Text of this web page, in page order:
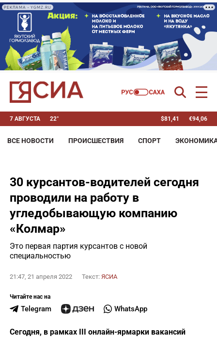
РЕКЛАМА • YGMZ.RU
7 АВГУСТА 22° $81,41 €94,06
ВСЕ НОВОСТИ ПРОИСШЕСТВИЯ СПОРТ
30 курсантов-водителей сегодня
проводили на работу в
угледобывающую компанию
«Колмар»
Это первая партия курсантов с новой
специальностью
21:47, 21 апреля 2022 Текст: ЯСИА
Читайте нас на
Telegram WhatsApp
Сегодня, в рамках III онлайн-ярмарки вакансий